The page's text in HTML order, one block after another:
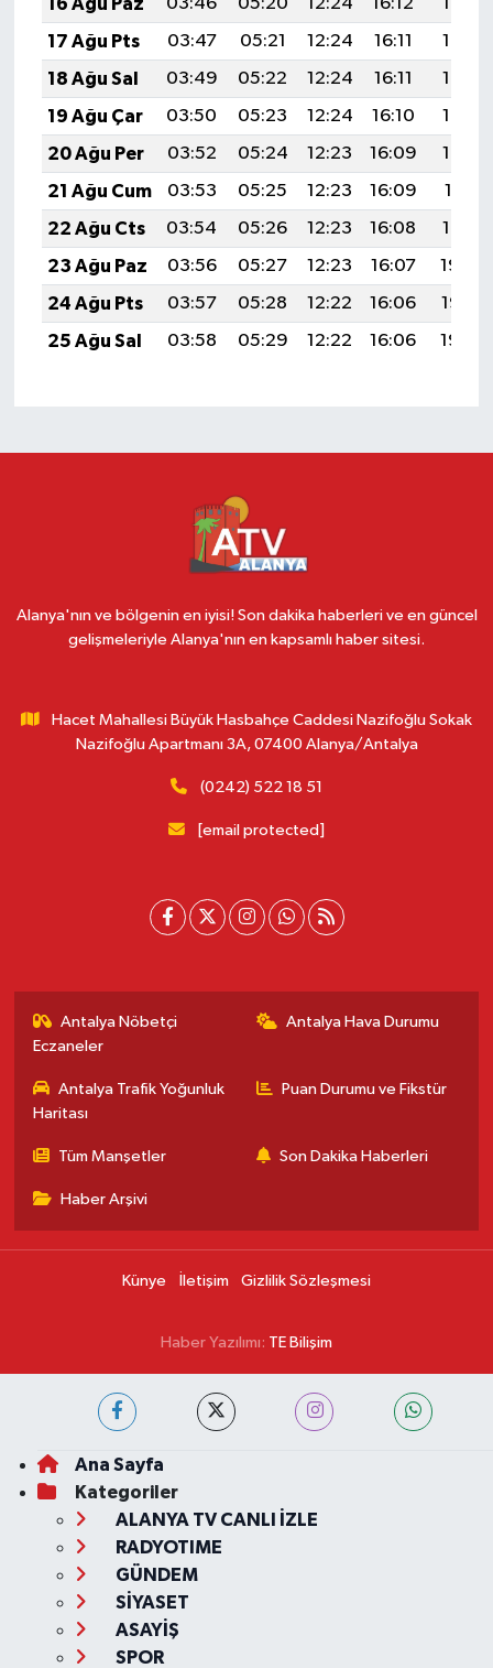
16 Ağu Paz 03:46 05:20 12:24 16:12
17 Ağu Pts
03:47 05:21 12:24 16:11
19:17
18 Ağu Sal
03:49 05:22 12:24 16:11
19:16
19 Ağu Çar
03:50 05:23 12:24 16:10
19:14
20 Ağu Per
03:52 05:24 12:23 16:09
19:13
21 Ağu Cum
03:53 05:25 12:23 16:09
19:11
22 Ağu Cts
03:54 05:26 12:23 16:08
19:10
23 Ağu Paz
03:56 05:27 12:23 16:07
19:08
24 Ağu Pts
03:57 05:28 12:22 16:06
19:07
25 Ağu Sal
03:58 05:29 12:22 16:06 19:05
Alanya'nın ve bölgenin en iyisi! Son dakika haberleri ve en güncel
gelişmeleriyle Alanya'nın en kapsamlı haber sitesi.
Hacet Mahallesi Büyük Hasbahçe Caddesi Nazifoğlu Sokak
Nazifoğlu Apartmanı 3A, 07400 Alanya/Antalya
(0242) 522 18 51
[email protected]
Antalya Nöbetçi
Eczaneler
Antalya Hava Durumu
Antalya Trafik Yoğunluk
Haritası
Puan Durumu ve Fikstür
Tüm Manşetler Son Dakika Haberleri
Haber Arşivi
Künye İletişim Gizlilik Sözleşmesi
Haber Yazılımı: TE Bilişim
Ana Sayfa
Kategoriler
ALANYA TV CANLI İZLE
RADYOTIME
GÜNDEM
SİYASET
ASAYİŞ
SPOR